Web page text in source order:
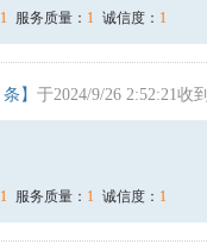
1 服务质量： 1 诚信度： 1
条】 于2024/9/26 2:52:21收到
1 服务质量： 1 诚信度： 1